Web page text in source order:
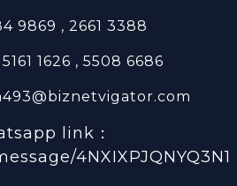
9869 , 2661 3388
1626 , 5508 6686
link：
4NXIXPJQNYQ3N1